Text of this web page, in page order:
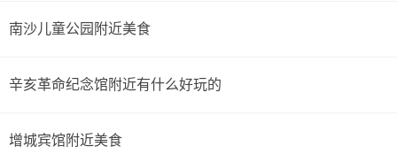
南沙儿童公园附近美食
辛亥革命纪念馆附近有什么好玩的
增城宾馆附近美食